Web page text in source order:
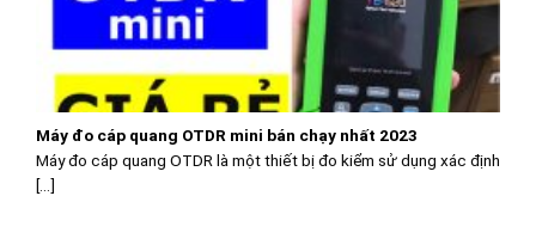
Máy đo cáp quang OTDR mini bán chạy nhất 2023
Máy đo cáp quang OTDR là một thiết bị đo kiểm sử dụng xác định
[...]